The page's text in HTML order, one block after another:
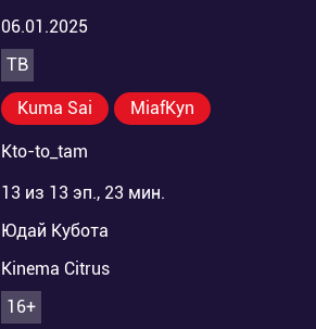
06.01.2025
ТВ
Kuma Sai MiafKyn
Kto-to_tam
13 из 13 эп., 23 мин.
Юдай Кубота
Kinema Citrus
16+